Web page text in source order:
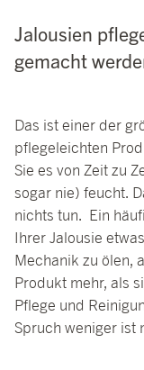
Jalousien
gemacht
Das ist einer der
pflegeleichten
Sie es von Zeit zu
sogar nie) feucht.
nichts tun. Ein
Ihrer Jalousie
Mechanik zu ölen,
Produkt mehr, als
Pflege und
Spruch weniger ist